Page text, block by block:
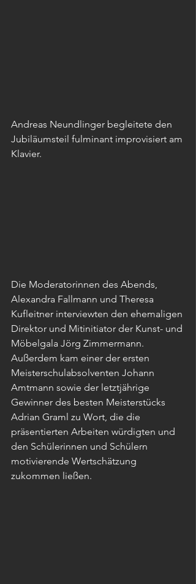
Andreas Neundlinger begleitete den
Jubiläumsteil fulminant improvisiert am
Klavier.
Die Moderatorinnen des Abends,
Alexandra Fallmann und Theresa
Kufleitner interviewten den ehemaligen
Direktor und Mitinitiator der Kunst- und
Möbelgala Jörg Zimmermann.
Außerdem kam einer der ersten
Meisterschulabsolventen Johann
Amtmann sowie der letztjährige
Gewinner des besten Meisterstücks
Adrian Graml zu Wort, die die
präsentierten Arbeiten würdigten und
den Schülerinnen und Schülern
motivierende Wertschätzung
zukommen ließen.